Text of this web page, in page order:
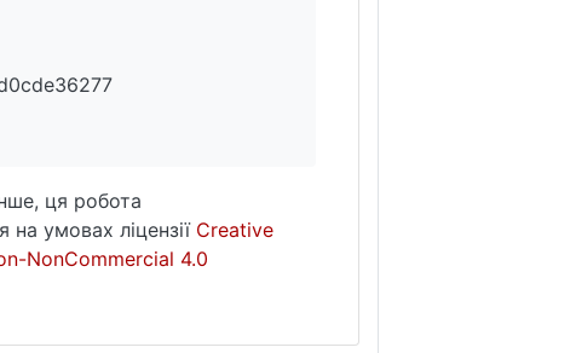
ця робота
умовах ліцензії Creative
NonCommercial 4.0